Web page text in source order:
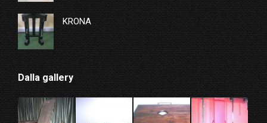
KRONA
Dalla gallery